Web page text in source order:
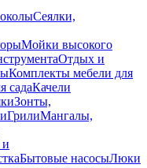
Сеялки,
Мойки высокого
Отдых и
Комплекты мебели для
садаКачели
Зонты,
ГрилиМангалы,
и
Бытовые насосыЛюки